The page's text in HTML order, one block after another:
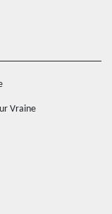
Vraine